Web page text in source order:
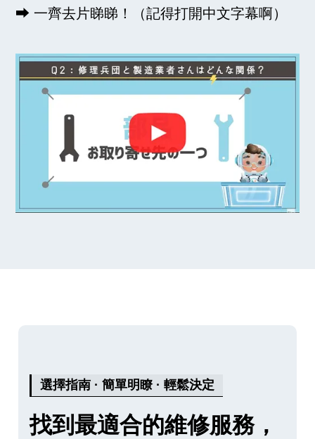
⮕ 一齊去片睇睇！（記得打開中文字幕啊）
選擇指南 · 簡單明瞭 · 輕鬆決定
找到最適合的維修服務，